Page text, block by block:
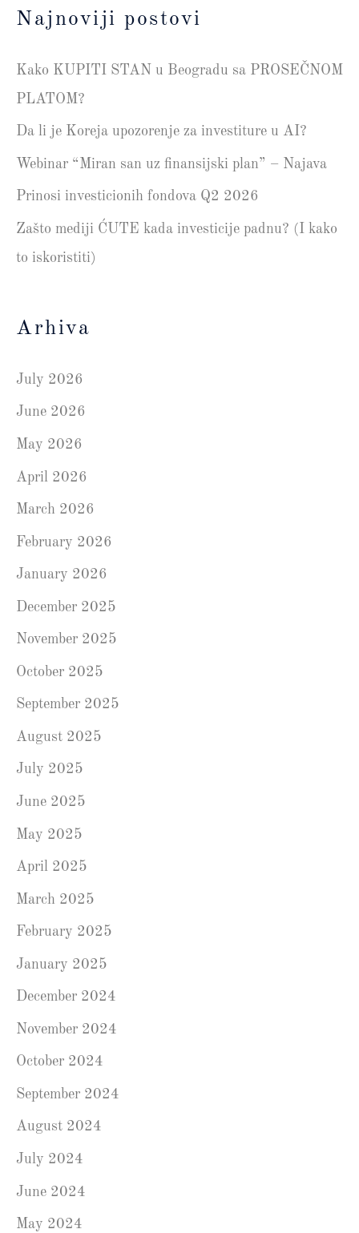
Najnoviji postovi
Kako KUPITI STAN u Beogradu sa PROSEČNOM
PLATOM?
Da li je Koreja upozorenje za investiture u AI?
Webinar “Miran san uz finansijski plan” – Najava
Prinosi investicionih fondova Q2 2026
Zašto mediji ĆUTE kada investicije padnu? (I kako
to iskoristiti)
Arhiva
July 2026
June 2026
May 2026
April 2026
March 2026
February 2026
January 2026
December 2025
November 2025
October 2025
September 2025
August 2025
July 2025
June 2025
May 2025
April 2025
March 2025
February 2025
January 2025
December 2024
November 2024
October 2024
September 2024
August 2024
July 2024
June 2024
May 2024